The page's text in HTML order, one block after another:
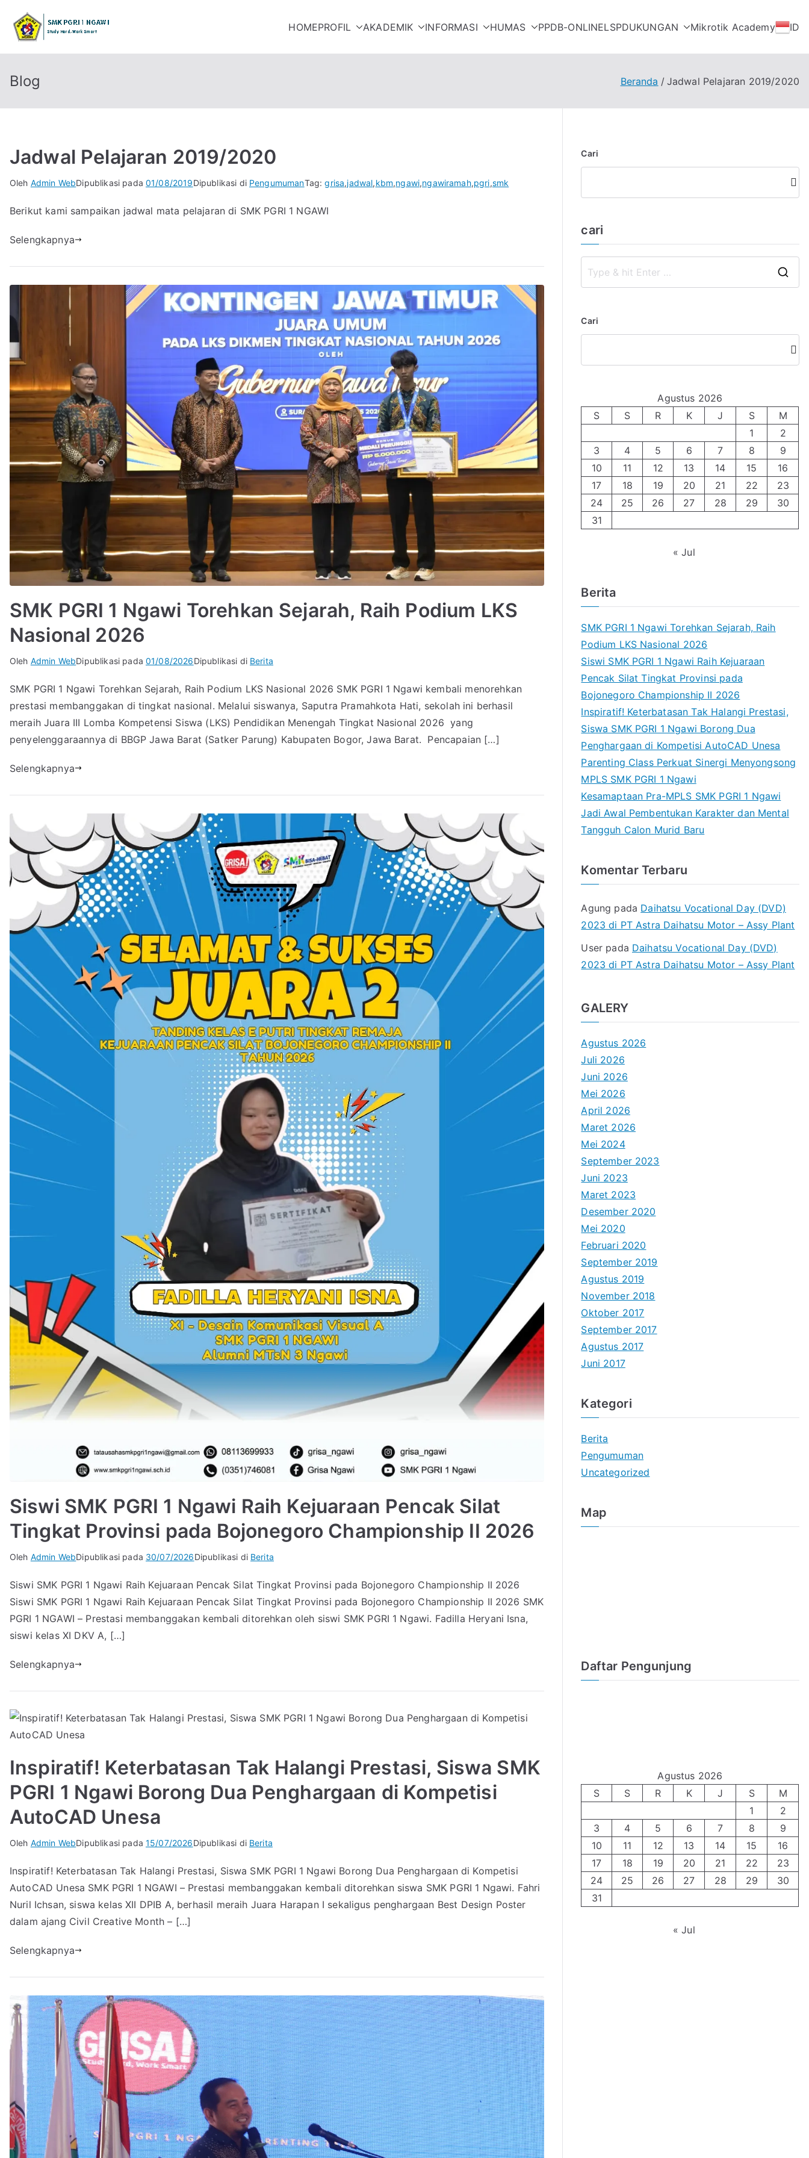
konten
HOMEPROFIL AKADEMIK INFORMASI HUMAS PPDB-ONLINELSPDUKUNGAN Mikrotik Academy ID
Blog Beranda Jadwal Pelajaran 2019/2020
Jadwal Pelajaran 2019/2020
Oleh Admin WebDipublikasi pada 01/08/2019Dipublikasi di PengumumanTag:grisa,jadwal,kbm,ngawi,ngawiramah,pgri,smk
Berikut kami sampaikan jadwal mata pelajaran di SMK PGRI 1 NGAWI
Selengkapnya
SMK PGRI 1 Ngawi Torehkan Sejarah, Raih Podium LKS
Nasional 2026
Oleh Admin WebDipublikasi pada 01/08/2026Dipublikasi di Berita
SMK PGRI 1 Ngawi Torehkan Sejarah, Raih Podium LKS Nasional 2026 SMK PGRI 1 Ngawi kembali menorehkan
prestasi membanggakan di tingkat nasional. Melalui siswanya, Saputra Pramahkota Hati, sekolah ini berhasil
meraih Juara III Lomba Kompetensi Siswa (LKS) Pendidikan Menengah Tingkat Nasional 2026 yang
penyelenggaraannya di BBGP Jawa Barat (Satker Parung) Kabupaten Bogor, Jawa Barat. Pencapaian […]
Selengkapnya
Siswi SMK PGRI 1 Ngawi Raih Kejuaraan Pencak Silat
Tingkat Provinsi pada Bojonegoro Championship II 2026
Oleh Admin WebDipublikasi pada 30/07/2026Dipublikasi di Berita
Siswi SMK PGRI 1 Ngawi Raih Kejuaraan Pencak Silat Tingkat Provinsi pada Bojonegoro Championship II 2026
Siswi SMK PGRI 1 Ngawi Raih Kejuaraan Pencak Silat Tingkat Provinsi pada Bojonegoro Championship II 2026 SMK
PGRI 1 NGAWI – Prestasi membanggakan kembali ditorehkan oleh siswi SMK PGRI 1 Ngawi. Fadilla Heryani Isna,
siswi kelas XI DKV A, […]
Selengkapnya
Inspiratif! Keterbatasan Tak Halangi Prestasi, Siswa SMK
PGRI 1 Ngawi Borong Dua Penghargaan di Kompetisi
AutoCAD Unesa
Oleh Admin WebDipublikasi pada 15/07/2026Dipublikasi di Berita
Inspiratif! Keterbatasan Tak Halangi Prestasi, Siswa SMK PGRI 1 Ngawi Borong Dua Penghargaan di Kompetisi
AutoCAD Unesa SMK PGRI 1 NGAWI – Prestasi membanggakan kembali ditorehkan siswa SMK PGRI 1 Ngawi. Fahri
Nuril Ichsan, siswa kelas XII DPIB A, berhasil meraih Juara Harapan I sekaligus penghargaan Best Design Poster
dalam ajang Civil Creative Month – […]
Selengkapnya
Cari
Cari
cari
h
Cari
Cari
Agustus 2026
S
S R K J S
M
1
2
3
4 5 6 7 8
9
10
11 12 13 14 15
16
17
18 19 20 21 22
23
24
25 26 27 28 29
30
31
« Jul
Berita
SMK PGRI 1 Ngawi Torehkan Sejarah, Raih
Podium LKS Nasional 2026
Siswi SMK PGRI 1 Ngawi Raih Kejuaraan
Pencak Silat Tingkat Provinsi pada
Bojonegoro Championship II 2026
Inspiratif! Keterbatasan Tak Halangi Prestasi,
Siswa SMK PGRI 1 Ngawi Borong Dua
Penghargaan di Kompetisi AutoCAD Unesa
Parenting Class Perkuat Sinergi Menyongsong
MPLS SMK PGRI 1 Ngawi
Kesamaptaan Pra-MPLS SMK PGRI 1 Ngawi
Jadi Awal Pembentukan Karakter dan Mental
Tangguh Calon Murid Baru
Komentar Terbaru
Agung pada Daihatsu Vocational Day (DVD)
2023 di PT Astra Daihatsu Motor – Assy Plant
User pada Daihatsu Vocational Day (DVD)
2023 di PT Astra Daihatsu Motor – Assy Plant
GALERY
Agustus 2026
Juli 2026
Juni 2026
Mei 2026
April 2026
Maret 2026
Mei 2024
September 2023
Juni 2023
Maret 2023
Desember 2020
Mei 2020
Februari 2020
September 2019
Agustus 2019
November 2018
Oktober 2017
September 2017
Agustus 2017
Juni 2017
Kategori
Berita
Pengumuman
Uncategorized
Map
Daftar Pengunjung
Agustus 2026
S
S R K J S
M
1
2
3
4 5 6 7 8
9
10
11 12 13 14 15
16
17
18 19 20 21 22
23
24
25 26 27 28 29
30
31
« Jul